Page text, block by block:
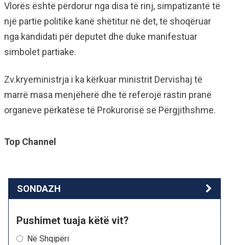
Vlorës është përdorur nga disa të rinj, simpatizantë të
një partie politike kanë shëtitur në det, të shoqëruar
nga kandidati për deputet dhe duke manifestuar
simbolet partiake.
Zv.kryeministrja i ka kërkuar ministrit Dervishaj të
marrë masa menjëherë dhe të referojë rastin pranë
organeve përkatëse të Prokurorisë së Përgjithshme.
Top Channel
SONDAZH
Pushimet tuaja këtë vit?
Në Shqipëri